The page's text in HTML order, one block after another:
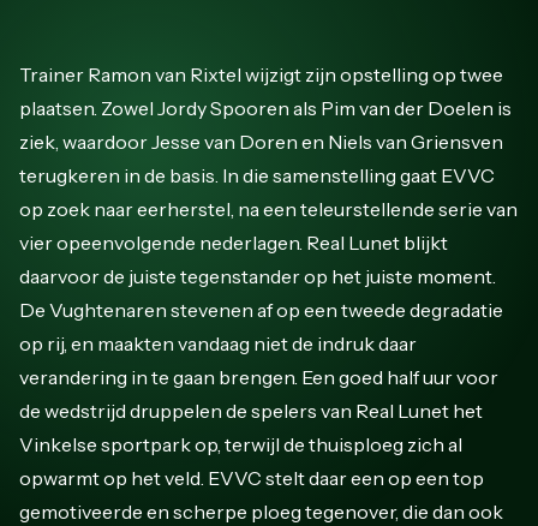
Trainer Ramon van Rixtel wijzigt zijn opstelling op twee
plaatsen. Zowel Jordy Spooren als Pim van der Doelen is
ziek, waardoor Jesse van Doren en Niels van Griensven
terugkeren in de basis. In die samenstelling gaat EVVC
op zoek naar eerherstel, na een teleurstellende serie van
vier opeenvolgende nederlagen. Real Lunet blijkt
daarvoor de juiste tegenstander op het juiste moment.
De Vughtenaren stevenen af op een tweede degradatie
op rij, en maakten vandaag niet de indruk daar
verandering in te gaan brengen. Een goed half uur voor
de wedstrijd druppelen de spelers van Real Lunet het
Vinkelse sportpark op, terwijl de thuisploeg zich al
opwarmt op het veld. EVVC stelt daar een op een top
gemotiveerde en scherpe ploeg tegenover, die dan ook